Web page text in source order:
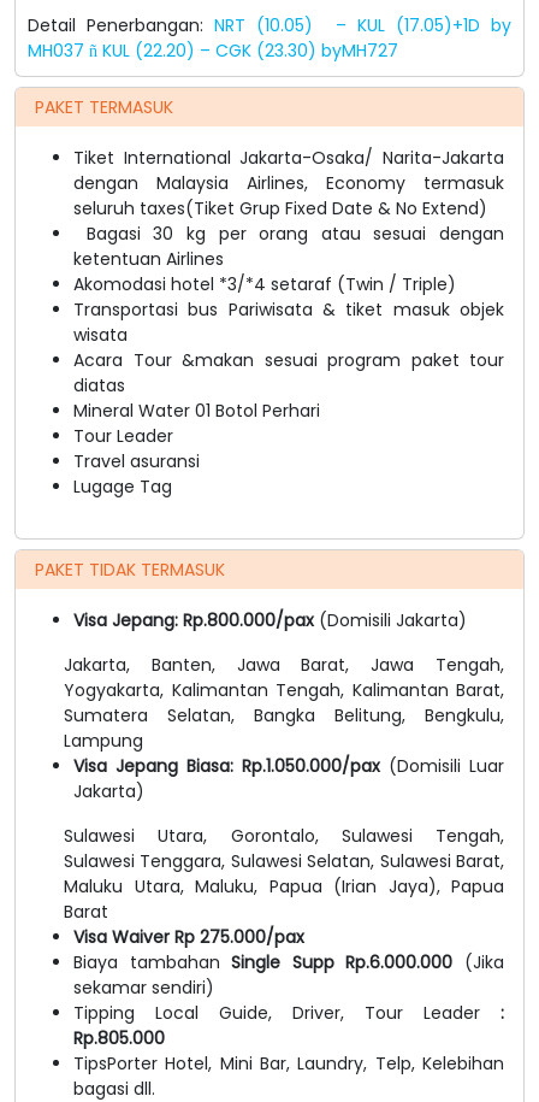
Detail Penerbangan:NRT (10.05) – KUL (17.05)+1D by
MH037 ñ KUL (22.20) – CGK (23.30) byMH727
PAKET TERMASUK
Tiket International Jakarta-Osaka/ Narita-Jakarta
dengan Malaysia Airlines, Economy termasuk
seluruh taxes(Tiket Grup Fixed Date & No Extend)
Bagasi 30 kg per orang atau sesuai dengan
ketentuan Airlines
Akomodasi hotel *3/*4 setaraf (Twin / Triple)
Transportasi bus Pariwisata & tiket masuk objek
wisata
Acara Tour &makan sesuai program paket tour
diatas
Mineral Water 01 Botol Perhari
Tour Leader
Travel asuransi
Lugage Tag
PAKET TIDAK TERMASUK
Visa Jepang: Rp.800.000/pax (Domisili Jakarta)
Jakarta, Banten, Jawa Barat, Jawa Tengah,
Yogyakarta, Kalimantan Tengah, Kalimantan Barat,
Sumatera Selatan, Bangka Belitung, Bengkulu,
Lampung
Visa Jepang Biasa: Rp.1.050.000/pax (Domisili Luar
Jakarta)
Sulawesi Utara, Gorontalo, Sulawesi Tengah,
Sulawesi Tenggara, Sulawesi Selatan, Sulawesi Barat,
Maluku Utara, Maluku, Papua (Irian Jaya), Papua
Barat
Visa Waiver Rp 275.000/pax
Biaya tambahanSingle Supp Rp.6.000.000 (Jika
sekamar sendiri)
Tipping Local Guide, Driver, Tour Leader :
Rp.805.000
TipsPorter Hotel, Mini Bar, Laundry, Telp, Kelebihan
bagasi dll.